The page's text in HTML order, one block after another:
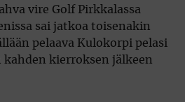
vire Golf Pirkkalassa
sai jatkoa toisenakin
pelaava Kulokorpi pelasi
kierroksen jälkeen